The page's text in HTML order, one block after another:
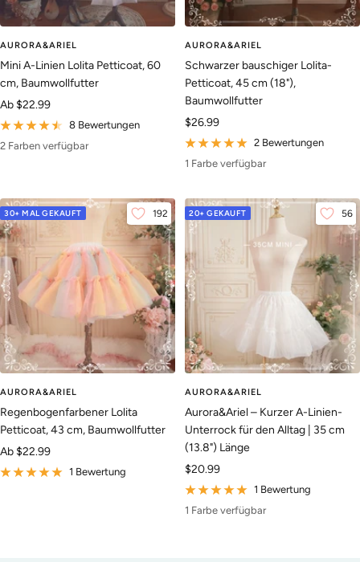
AURORA&ARIEL
Mini A-Linien Lolita Petticoat, 60
cm, Baumwollfutter
Angebotspreis
Ab $22.99
8 Bewertungen
2 Farben verfügbar
AURORA&ARIEL
Schwarzer bauschiger Lolita-
Petticoat, 45 cm (18"),
Baumwollfutter
Angebotspreis
$26.99
2 Bewertungen
1 Farbe verfügbar
30+ MAL GEKAUFT 192
AURORA&ARIEL
Regenbogenfarbener Lolita
Petticoat, 43 cm, Baumwollfutter
Angebotspreis
Ab $22.99
1 Bewertung
20+ GEKAUFT 56
AURORA&ARIEL
Aurora&Ariel – Kurzer A-Linien-
Unterrock für den Alltag | 35 cm
(13.8") Länge
Angebotspreis
$20.99
1 Bewertung
1 Farbe verfügbar